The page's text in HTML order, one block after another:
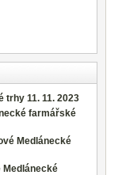
trhy 11. 11. 2023
farmářské
Medlánecké